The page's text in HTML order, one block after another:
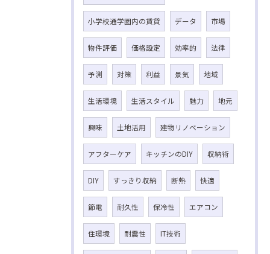
小学校通学圏内の賃貸 データ 市場
物件評価 価格設定 効率的 法律
予測 対策 利益 景気 地域
生活環境 生活スタイル 魅力 地元
興味 土地活用 建物リノベーション
アフターケア キッチンのDIY 収納術
DIY すっきり収納 断熱 快適
節電 耐久性 保冷性 エアコン
住環境 耐震性 IT技術